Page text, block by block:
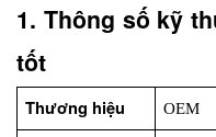
1. Thông số kỹ
tốt
Thương hiệu OEM